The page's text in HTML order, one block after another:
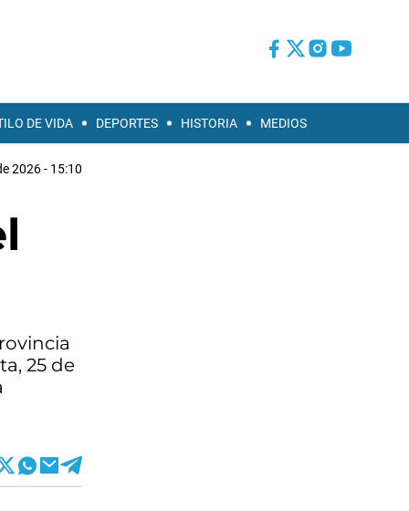
DE VIDA DEPORTES HISTORIA MEDIOS
2026 - 15:10
25 de